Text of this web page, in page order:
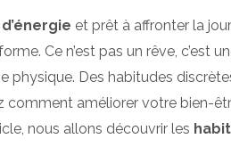
et prêt à affronter la
Ce n’est pas un rêve, c’est
physique. Des habitudes
améliorer votre bien-
nous allons découvrir les